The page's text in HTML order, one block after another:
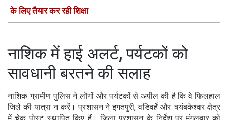
के लिए तैयार कर रही शिक्षा
नाशिक में हाई अलर्ट, पर्यटकों को
सावधानी बरतने की सलाह
नाशिक ग्रामीण पुलिस ने लोगों और पर्यटकों से अपील की है कि वे फिलहाल
जिले की यात्रा न करें। प्रशासन ने इगतपुरी, वडिवर्हे और त्र्यंबकेश्वर क्षेत्र